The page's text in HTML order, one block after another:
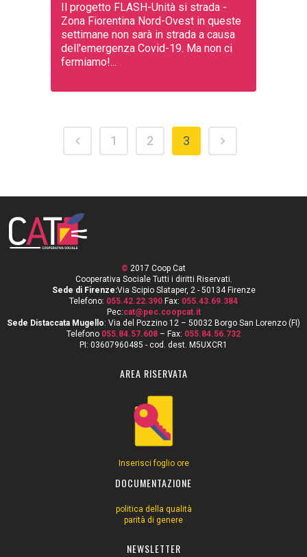
Il progetto FLASH-Unità si strada -
Zona Fiorentina Nord-Ovest in queste
settimane non sarà in strada a causa
dell'emergenza Covid-19. Ma non ci
fermiamo!...
1 2 3
© 2017 Coop Cat
Cooperativa Sociale Tutti i diritti Riservati.
Sede di Firenze:Via Scipio Slataper, 2 - 50134 Firenze
Telefono: 055.42.22.390 Fax: 055.43.69.384
Pec:cat@pec.coopcat.it
Sede Distaccata Mugello: Via del Pozzino 12 – 50032 Borgo San Lorenzo (FI)
Telefono 055.84.57.608 – Fax: 055.84.56.732
PI: 03607960485 - cod. dest. M5UXCR1
AREA RISERVATA
Inserisci foglio ore
DOCUMENTAZIONE
politica della qualità
parità di genere
NEWSLETTER